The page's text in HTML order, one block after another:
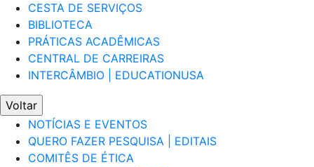
CESTA DE SERVIÇOS
BIBLIOTECA
PRÁTICAS ACADÊMICAS
CENTRAL DE CARREIRAS
INTERCÂMBIO | EDUCATIONUSA
Voltar
NOTÍCIAS E EVENTOS
QUERO FAZER PESQUISA | EDITAIS
COMITÊS DE ÉTICA